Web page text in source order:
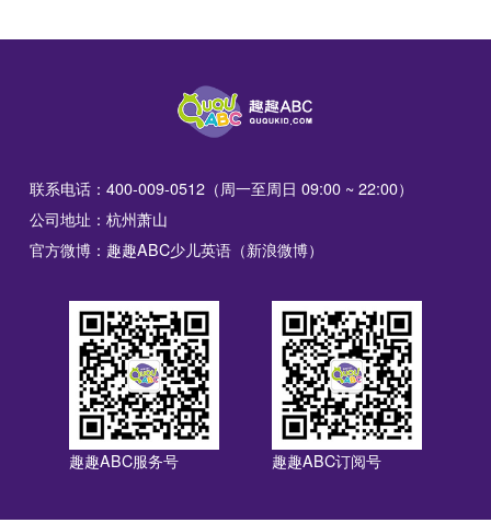
联系电话：400-009-0512（周一至周日 09:00 ~ 22:00）
公司地址：杭州萧山
官方微博：趣趣ABC少儿英语（新浪微博）
趣趣ABC服务号 趣趣ABC订阅号